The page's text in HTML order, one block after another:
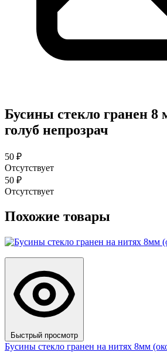
Бусины стекло гранен 8
голуб непрозрач
50 ₽
Отсутствует
50 ₽
Отсутствует
Похожие товары
Быстрый просмотр
Бусины стекло гранен на нитях 8мм